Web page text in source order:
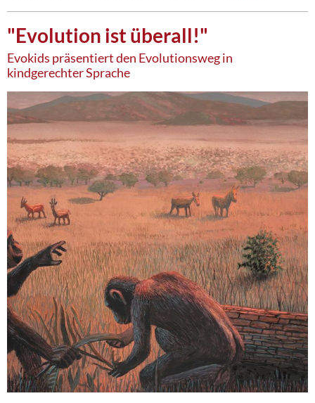
"Evolution ist überall!"
Evokids präsentiert den Evolutionsweg in
kindgerechter Sprache